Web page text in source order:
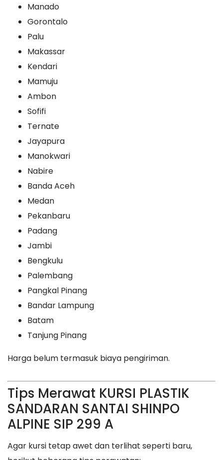
Manado
Gorontalo
Palu
Makassar
Kendari
Mamuju
Ambon
Sofifi
Ternate
Jayapura
Manokwari
Nabire
Banda Aceh
Medan
Pekanbaru
Padang
Jambi
Bengkulu
Palembang
Pangkal Pinang
Bandar Lampung
Batam
Tanjung Pinang
Harga belum termasuk biaya pengiriman.
Tips Merawat KURSI PLASTIK
SANDARAN SANTAI SHINPO
ALPINE SIP 299 A
Agar kursi tetap awet dan terlihat seperti baru,